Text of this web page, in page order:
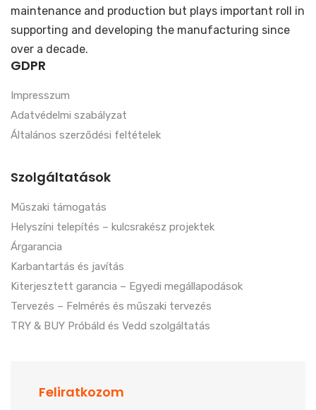
maintenance and production but plays important roll in
supporting and developing the manufacturing since
over a decade.
GDPR
Impresszum
Adatvédelmi szabályzat
Általános szerződési feltételek
Szolgáltatások
Műszaki támogatás
Helyszíni telepítés – kulcsrakész projektek
Árgarancia
Karbantartás és javítás
Kiterjesztett garancia – Egyedi megállapodások
Tervezés – Felmérés és műszaki tervezés
TRY & BUY Próbáld és Vedd szolgáltatás
Feliratkozom